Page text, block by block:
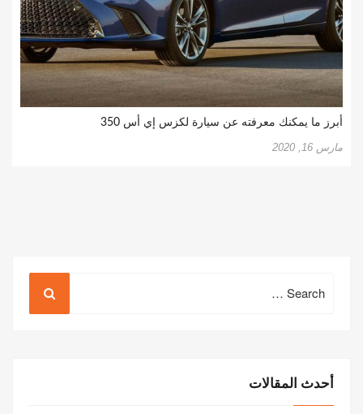
أبرز ما يمكنك معرفته عن سيارة لكزس إي أس 350
مارس 16, 2020
for:
أحدث المقالات